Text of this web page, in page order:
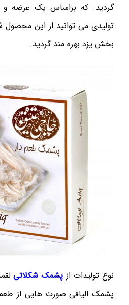
گردید. که براساس یک عرضه
تولیدی می توانید از این
بخش یزد بهره مند گردید.
نوع تولیدات از پشمک شکلاتی
پشمک الیافی صورت هایی از